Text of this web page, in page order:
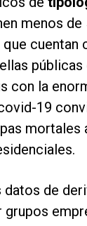
menos de
cuentan
con la
19
mortales
datos de
grupos